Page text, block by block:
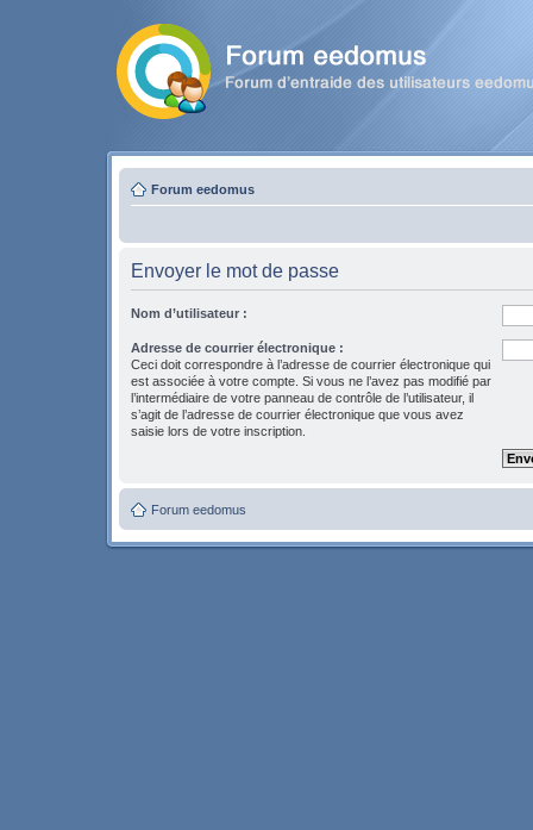
Forum eedomus
Envoyer le mot de passe
Nom d’utilisateur :
Adresse de courrier électronique :
Ceci doit correspondre à l’adresse de courrier électronique qui
est associée à votre compte. Si vous ne l’avez pas modifié par
l’intermédiaire de votre panneau de contrôle de l’utilisateur, il
s’agit de l’adresse de courrier électronique que vous avez
saisie lors de votre inscription.
Forum eedomus